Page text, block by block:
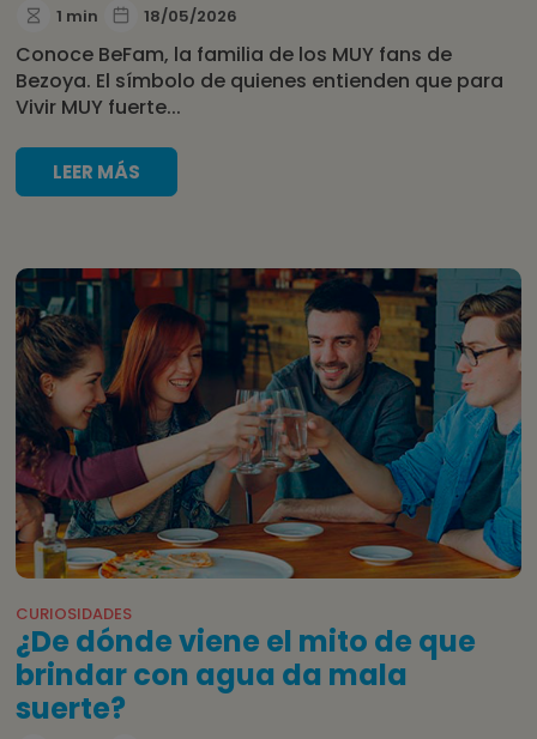
1 min 18/05/2026
Conoce BeFam, la familia de los MUY fans de
Bezoya. El símbolo de quienes entienden que para
Vivir MUY fuerte...
LEER MÁS
CURIOSIDADES
¿De dónde viene el mito de que
brindar con agua da mala
suerte?